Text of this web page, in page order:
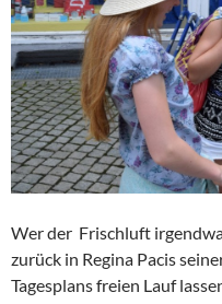
Wer der Frischluft
zurück in Regina Pacis
Tagesplans freien Lauf